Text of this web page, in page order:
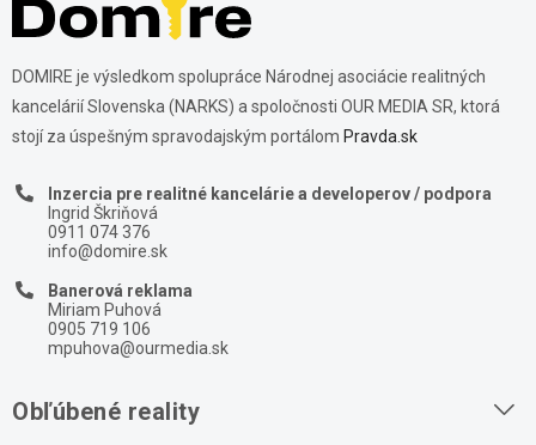
DOMIRE je výsledkom spolupráce Národnej asociácie realitných
kancelárií Slovenska (NARKS) a spoločnosti OUR MEDIA SR, ktorá
stojí za úspešným spravodajským portálom Pravda.sk
Inzercia pre realitné kancelárie a developerov / podpora
Ingrid Škriňová
0911 074 376
info@domire.sk
Banerová reklama
Miriam Puhová
0905 719 106
mpuhova@ourmedia.sk
Obľúbené reality